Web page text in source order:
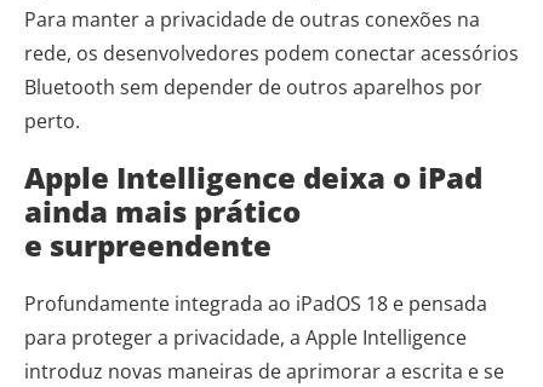
Para manter a privacidade de outras conexões na
rede, os desenvolvedores podem conectar acessórios
Bluetooth sem depender de outros aparelhos por
perto.
Apple Intelligence deixa o iPad
ainda mais prático
e surpreendente
Profundamente integrada ao iPadOS 18 e pensada
para proteger a privacidade, a Apple Intelligence
introduz novas maneiras de aprimorar a escrita e se